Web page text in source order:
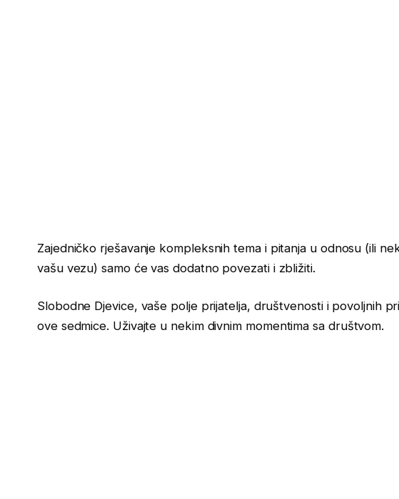
Zajedničko rješavanje kompleksnih tema i pitanja u odnosu (ili
vašu vezu) samo će vas dodatno povezati i zbližiti.
Slobodne Djevice, vaše polje prijatelja, društvenosti i povoljnih
ove sedmice. Uživajte u nekim divnim momentima sa društvom.